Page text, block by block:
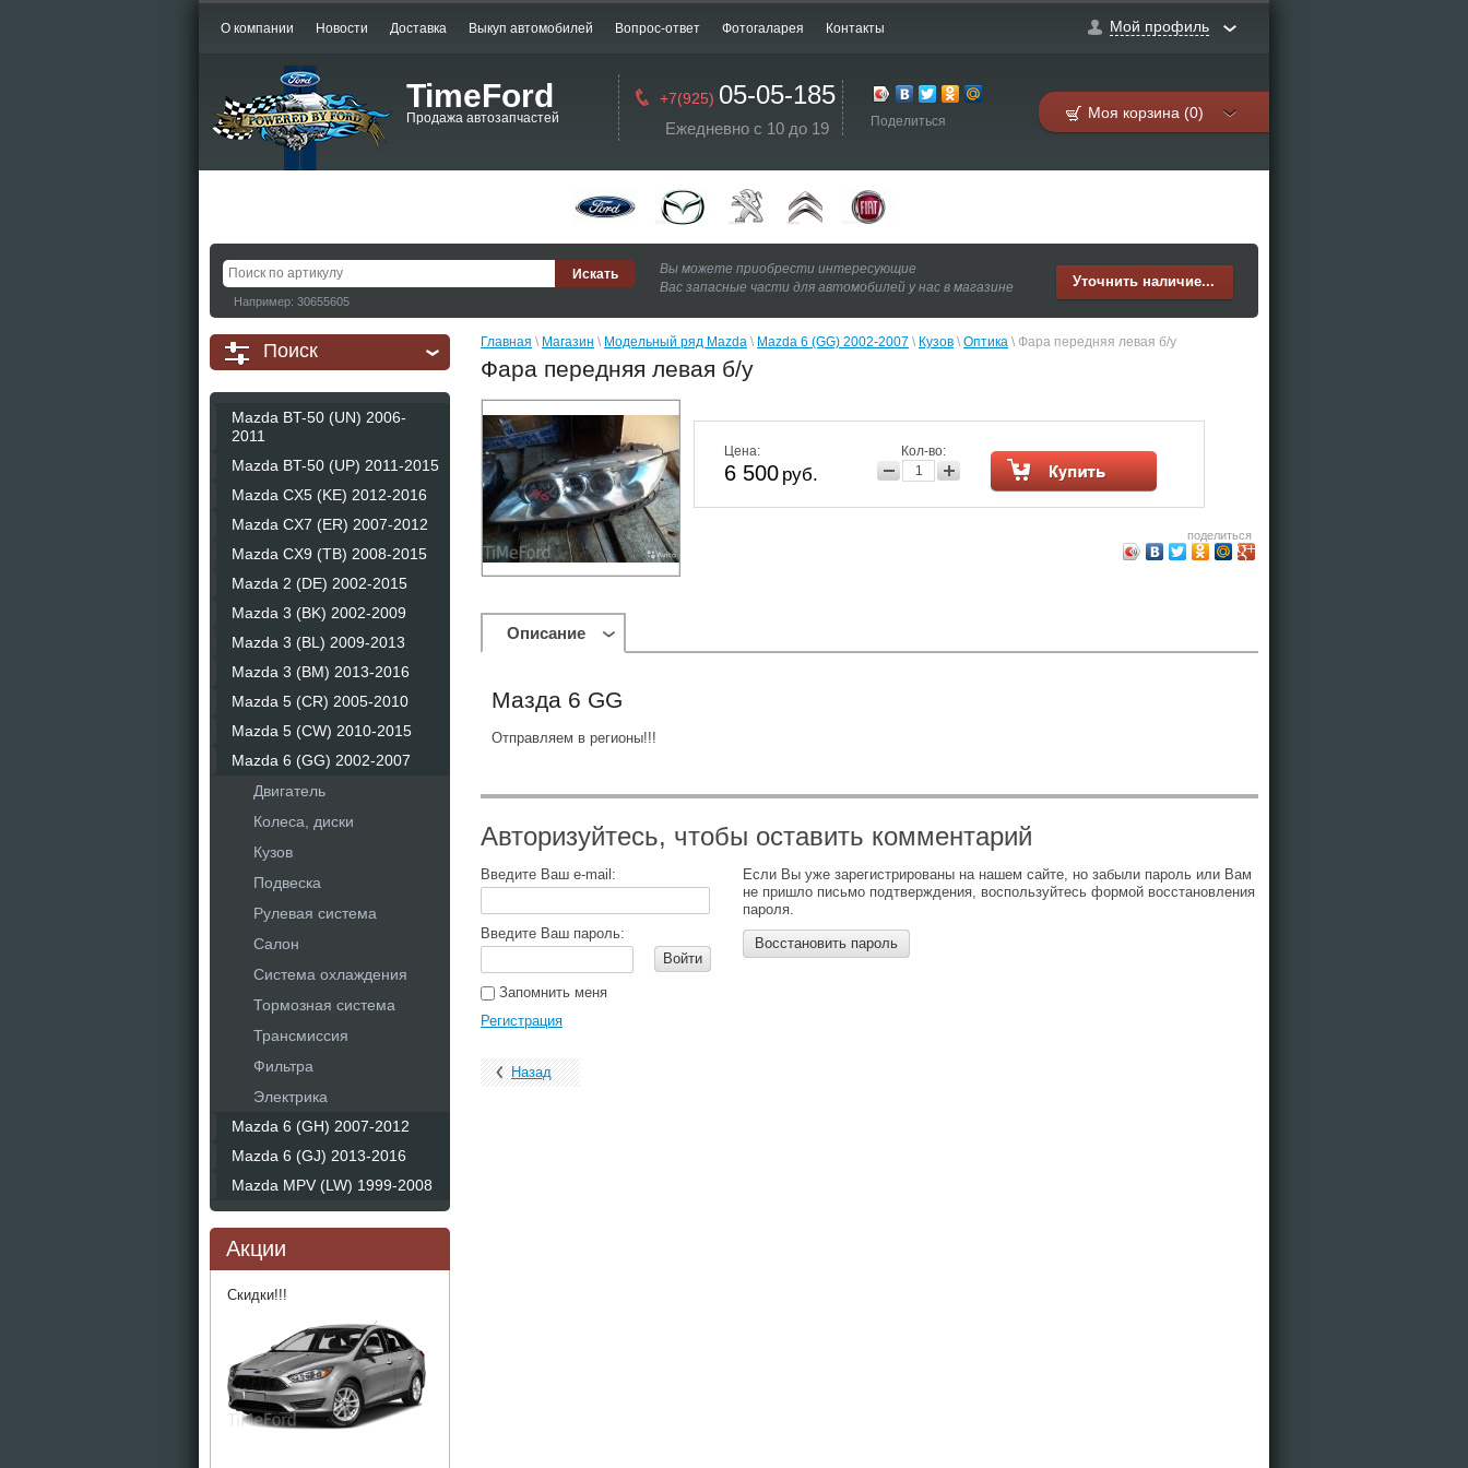
О компании Новости Доставка Выкуп автомобилей Вопрос-ответ Фотогаларея Контакты Мой профиль
TimeFord
Продажа автозапчастей
+7(925) 05-05-185
Ежедневно с 10 до 19 Поделиться Моя корзина (0)
Например: 30655605
Вы можете приобрести интересующие
Вас запасные части для автомобилей у нас в магазине
Уточнить наличие...
Поиск
Mazda BT-50 (UN) 2006-
2011
Mazda BT-50 (UP) 2011-2015
Mazda CX5 (KE) 2012-2016
Mazda CX7 (ER) 2007-2012
Mazda CX9 (TB) 2008-2015
Mazda 2 (DE) 2002-2015
Mazda 3 (BK) 2002-2009
Mazda 3 (BL) 2009-2013
Mazda 3 (BM) 2013-2016
Mazda 5 (CR) 2005-2010
Mazda 5 (CW) 2010-2015
Mazda 6 (GG) 2002-2007
Двигатель
Колеса, диски
Кузов
Подвеска
Рулевая система
Салон
Система охлаждения
Тормозная система
Трансмиссия
Фильтра
Электрика
Mazda 6 (GH) 2007-2012
Mazda 6 (GJ) 2013-2016
Mazda MPV (LW) 1999-2008
Акции
Скидки!!!
Главная \ Магазин \ Модельный ряд Mazda \ Mazda 6 (GG) 2002-2007 \ Кузов \ Оптика \ Фара передняя левая б/у
Фара передняя левая б/у
Цена:
6 500 руб.
Кол-во:
поделиться
Описание
Мазда 6 GG
Отправляем в регионы!!!
Авторизуйтесь, чтобы оставить комментарий
Введите Ваш e-mail:
Введите Ваш пароль:
Войти
Запомнить меня
Регистрация
Если Вы уже зарегистрированы на нашем сайте, но забыли пароль или Вам
не пришло письмо подтверждения, воспользуйтесь формой восстановления
пароля.
Восстановить пароль
Назад